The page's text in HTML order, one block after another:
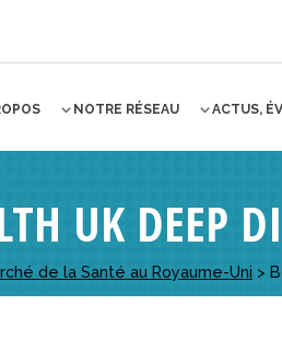
NOTRE RÉSEAU ACTUS,
UK DEEP
de la Santé au Royaume-Uni >